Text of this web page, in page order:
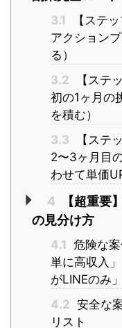
3.1
【ステ
アクション
る）
3.2
【ステ
初の1ヶ月の
を積む）
3.3
【ステ
2〜3ヶ月目
わせて単価
4
【超重要
の見分け方
4.1 危険な
単に高収入
がLINEのみ」
4.2 安全な
リスト